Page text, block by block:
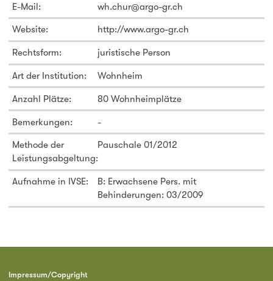
E-Mail: wh.chur@argo-gr.ch
Website: http://www.argo-gr.ch
Rechtsform: juristische Person
Art der Institution: Wohnheim
Anzahl Plätze: 80 Wohnheimplätze
Bemerkungen: -
Methode der
Leistungsabgeltung:
Pauschale 01/2012
Aufnahme in IVSE:
B: Erwachsene Pers. mit
Behinderungen: 03/2009
Impressum/Copyright